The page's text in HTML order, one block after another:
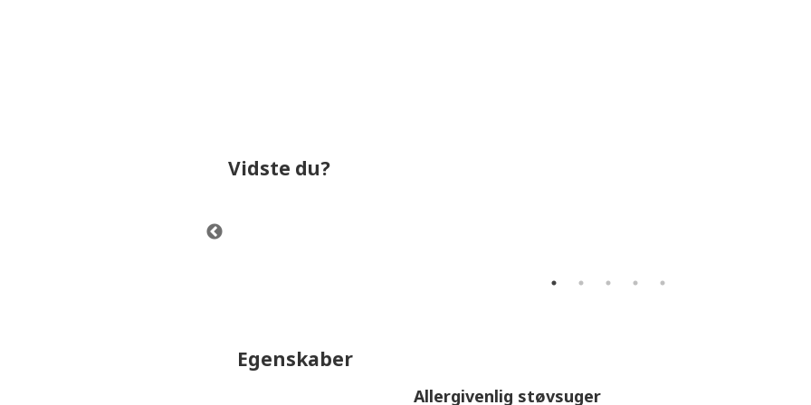
Vidste du?
Egenskaber
Allergivenlig støvsuger